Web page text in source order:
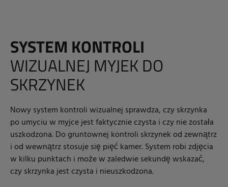
SYSTEM KONTROLI
WIZUALNEJ MYJEK DO
SKRZYNEK
Nowy system kontroli wizualnej sprawdza, czy skrzynka
po umyciu w myjce jest faktycznie czysta i czy nie została
uszkodzona. Do gruntownej kontroli skrzynek od zewnątrz
i od wewnątrz stosuje się pięć kamer. System robi zdjęcia
w kilku punktach i może w zaledwie sekundę wskazać,
czy skrzynka jest czysta i nieuszkodzona.